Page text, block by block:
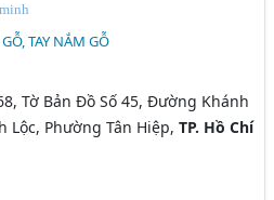
TAY NẮM GỖ
Tờ Bản Đồ Số 45, Đường Khánh
Lộc, Phường Tân Hiệp,TP. Hồ Chí